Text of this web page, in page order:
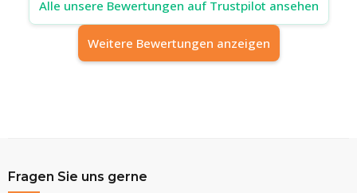
Alle unsere Bewertungen auf Trustpilot ansehen
Weitere Bewertungen anzeigen
Fragen Sie uns gerne